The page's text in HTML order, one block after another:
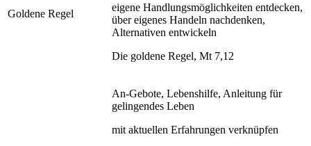
Goldene Regel
eigene Handlungsmöglichkeiten entdecken,
über eigenes Handeln nachdenken,
Alternativen entwickeln
Die goldene Regel, Mt 7,12
An-Gebote, Lebenshilfe, Anleitung für
gelingendes Leben
mit aktuellen Erfahrungen verknüpfen